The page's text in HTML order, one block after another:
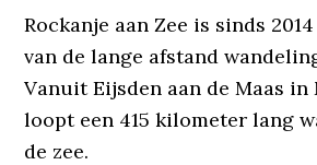
Rockanje aan Zee is sinds
van de lange afstand
Vanuit Eijsden aan de Maas
loopt een 415 kilometer lang
de zee.